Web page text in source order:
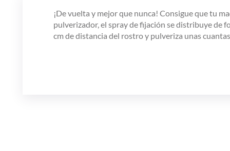
¡De vuelta y mejor que nunca! Consigue que tu
pulverizador, el spray de fijación se distribuye de
cm de distancia del rostro y pulveriza unas